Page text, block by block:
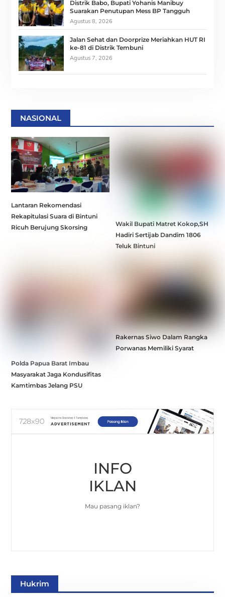
Distrik Babo, Bupati Yohanis Manibuy
Suarakan Penutupan Mess BP Tangguh
Agustus 8, 2026
Jalan Sehat dan Doorprize Meriahkan HUT RI
ke-81 di Distrik Tembuni
Agustus 7, 2026
NASIONAL
Lantaran Rekomendasi
Rekapitulasi Suara di Bintuni
Ricuh Berujung Skorsing
Wakil Bupati Matret Kokop,SH
Hadiri Sertijab Dandim 1806
Teluk Bintuni
Polda Papua Barat Imbau
Masyarakat Jaga Kondusifitas
Kamtimbas Jelang PSU
Rakernas Siwo Dalam Rangka
Porwanas Memiliki Syarat
INFO
IKLAN
Mau pasang iklan?
Hukrim